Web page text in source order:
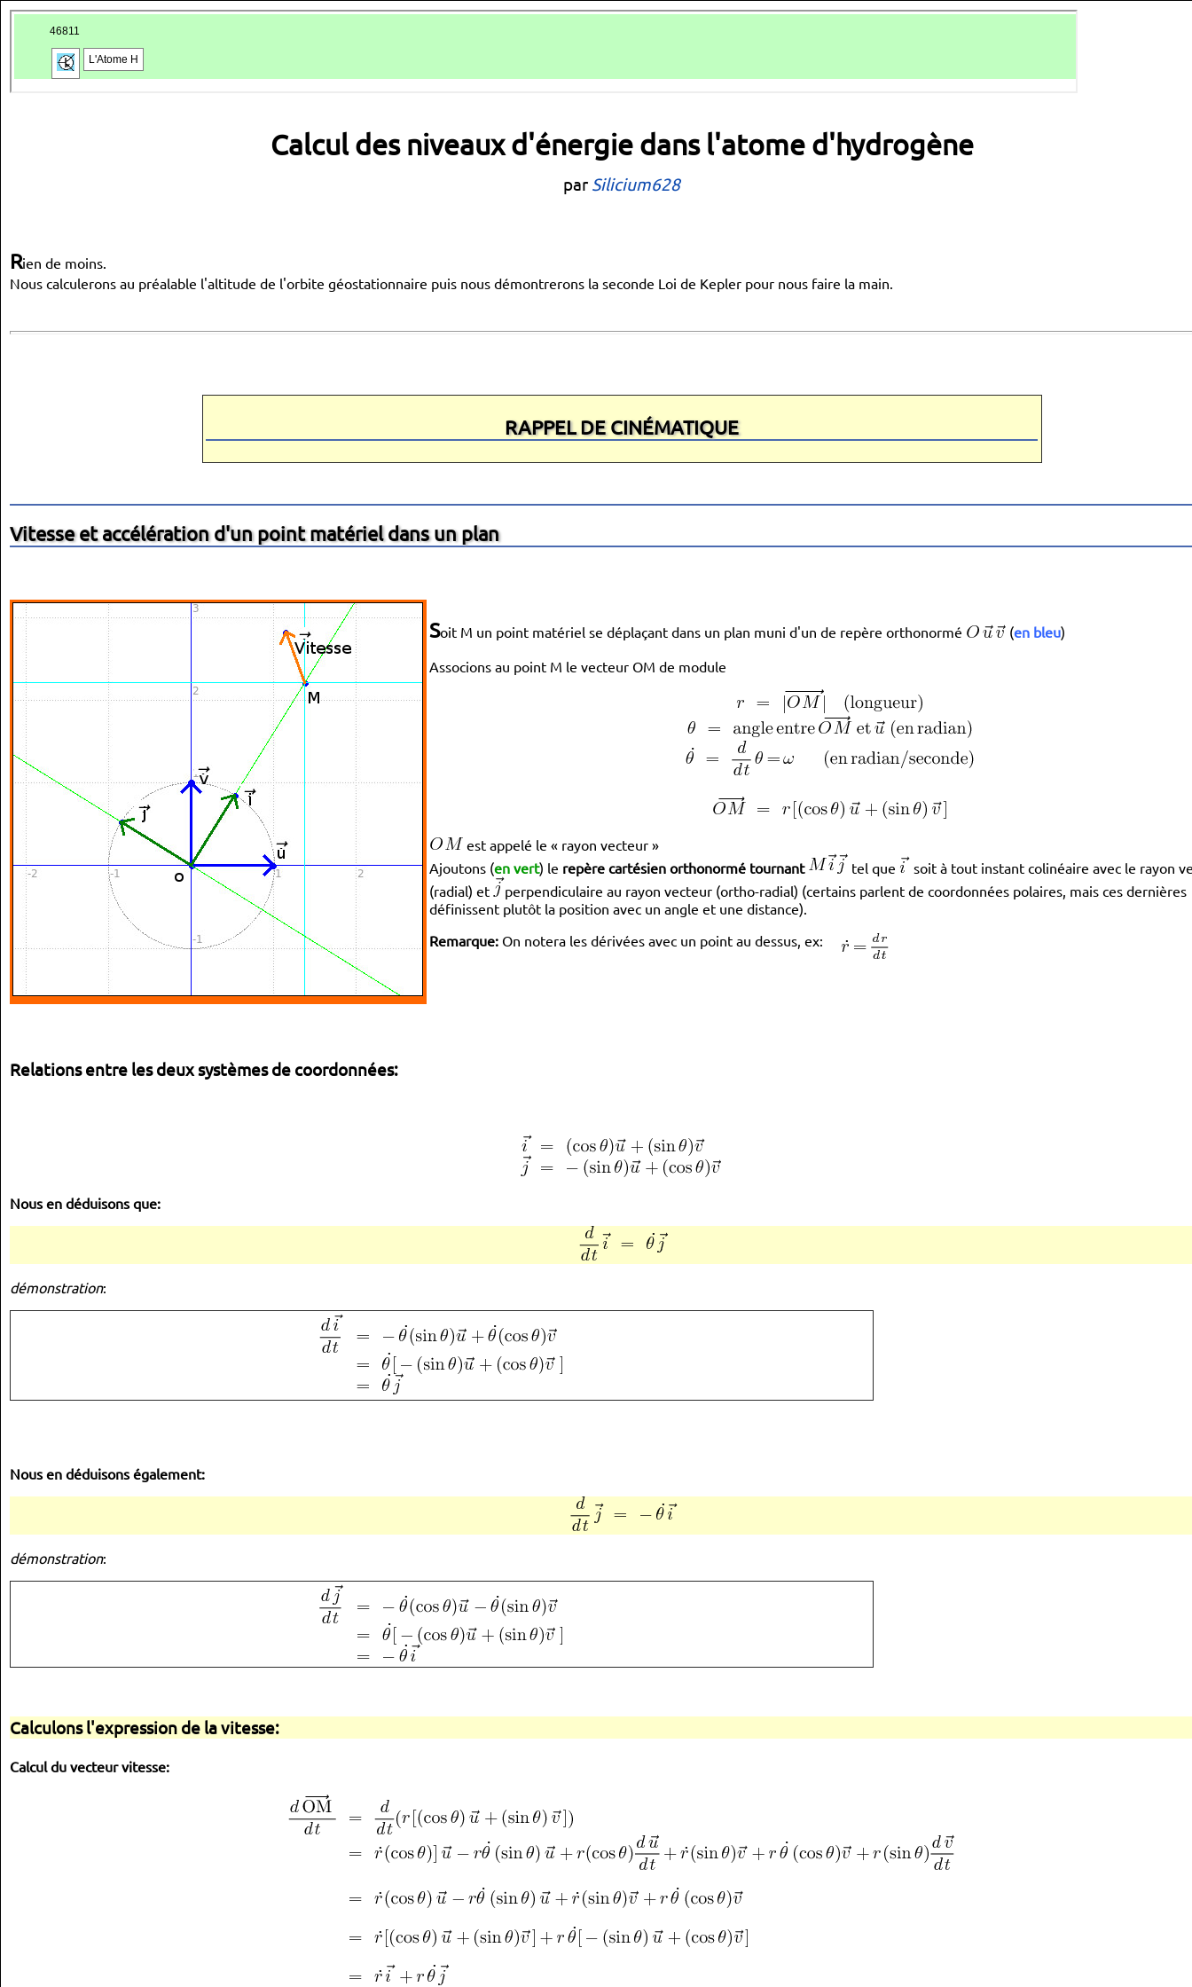
Calcul des niveaux d'énergie dans l'atome d'hydrogène
par Silicium628
Rien de moins.
Nous calculerons au préalable l'altitude de l'orbite géostationnaire puis nous démontrerons la seconde Loi de Kepler pour nous faire la main.
RAPPEL DE CINÉMATIQUE
Vitesse et accélération d'un point matériel dans un plan
Soit M un point matériel se déplaçant dans un plan muni d'un de repère orthonormé (en bleu)
Associons au point M le vecteur OM de module
est appelé le « rayon vecteur »
Ajoutons (en vert) le repère cartésien orthonormé tournant tel que
soit à tout instant colinéaire avec le rayon
(radial) et
perpendiculaire au rayon vecteur (ortho-radial) (certains parlent de coordonnées polaires, mais ces dernières
définissent plutôt la position avec un angle et une distance).
Remarque: On notera les dérivées avec un point au dessus, ex:
Relations entre les deux systèmes de coordonnées:
Nous en déduisons que:
démonstration:
Nous en déduisons également:
démonstration:
Calculons l'expression de la vitesse:
Calcul du vecteur vitesse: